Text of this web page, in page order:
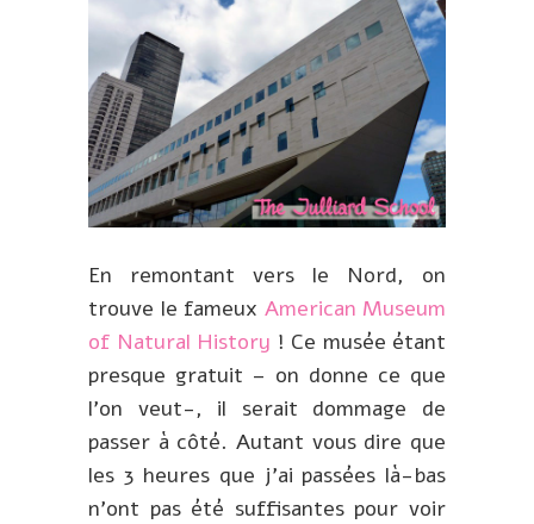
En remontant vers le Nord, on
trouve le fameux American Museum
of Natural History ! Ce musée étant
presque gratuit – on donne ce que
l’on veut-, il serait dommage de
passer à côté. Autant vous dire que
les 3 heures que j’ai passées là-bas
n’ont pas été suffisantes pour voir